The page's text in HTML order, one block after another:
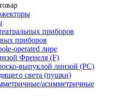
приборов
приборов
operated лире
Френеля (F)
выпуклой линзой (PC)
света (пушки)
асимметричные